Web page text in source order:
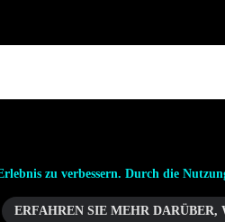
zu verbessern. Durch die
ERFAHREN SIE MEHR